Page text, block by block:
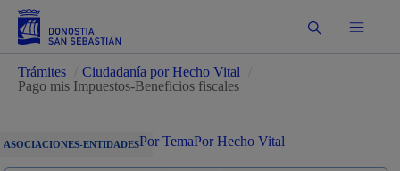
Buscar
Trámites Ciudadanía por Hecho Vital
Pago mis Impuestos-Beneficios fiscales
ASOCIACIONES-ENTIDADESPor TemaPor Hecho Vital